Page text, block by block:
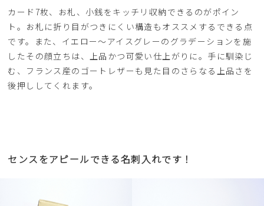
カード7枚、お札、小銭をキッチリ収納できるのがポイン
ト。お札に折り目がつきにくい構造もオススメするできる点
です。また、イエロー〜アイスグレーのグラデーションを施
したその顔立ちは、上品かつ可愛い仕上がりに。手に馴染じ
む、フランス産のゴートレザーも見た目のさらなる上品さを
後押ししてくれます。
センスをアピールできる名刺入れです！